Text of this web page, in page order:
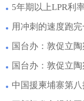
5年期以上LPR利
用冲刺的速度跑
国台办：敦促立
国台办：敦促立
中国援柬埔寨第